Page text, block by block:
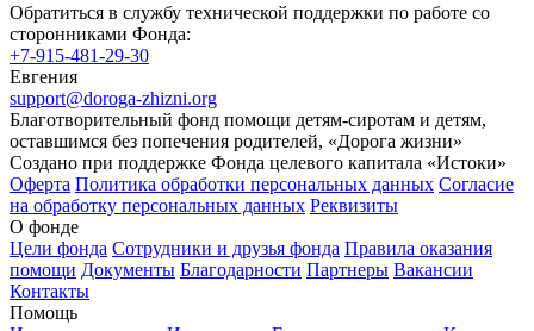
Обратиться в службу технической поддержки по работе со
сторонниками Фонда:
+7-915-481-29-30
Евгения
support@doroga-zhizni.org
Благотворительный фонд помощи детям-сиротам и детям,
оставшимся без попечения родителей, «Дорога жизни»
Создано при поддержке Фонда целевого капитала «Истоки»
Оферта Политика обработки персональных данных Согласие
на обработку персональных данных Реквизиты
О фонде
Цели фонда Сотрудники и друзья фонда Правила оказания
помощи Документы Благодарности Партнеры Вакансии
Контакты
Помощь